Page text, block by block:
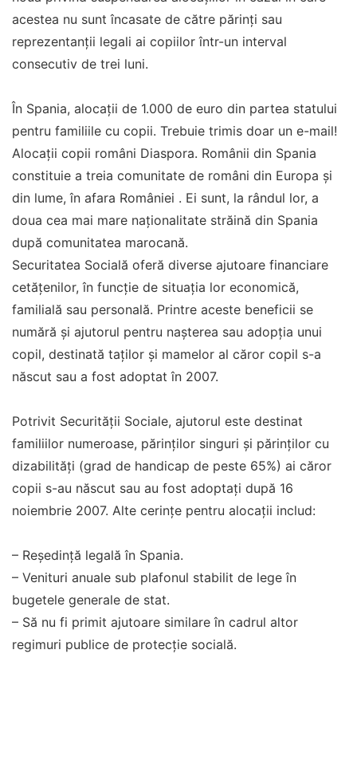
acestea nu sunt încasate de către părinți sau
reprezentanții legali ai copiilor într-un interval
consecutiv de trei luni.
În Spania, alocaţii de 1.000 de euro din partea statului
pentru familiile cu copii. Trebuie trimis doar un e-mail!
Alocaţii copii români Diaspora. Românii din Spania
constituie a treia comunitate de români din Europa și
din lume, în afara României . Ei sunt, la rândul lor, a
doua cea mai mare naționalitate străină din Spania
după comunitatea marocană.
Securitatea Socială oferă diverse ajutoare financiare
cetățenilor, în funcție de situația lor economică,
familială sau personală. Printre aceste beneficii se
numără și ajutorul pentru nașterea sau adopția unui
copil, destinată taților și mamelor al căror copil s-a
născut sau a fost adoptat în 2007.
Potrivit Securității Sociale, ajutorul este destinat
familiilor numeroase, părinților singuri și părinților cu
dizabilități (grad de handicap de peste 65%) ai căror
copii s-au născut sau au fost adoptați după 16
noiembrie 2007. Alte cerințe pentru alocaţii includ:
– Reședință legală în Spania.
– Venituri anuale sub plafonul stabilit de lege în
bugetele generale de stat.
– Să nu fi primit ajutoare similare în cadrul altor
regimuri publice de protecție socială.